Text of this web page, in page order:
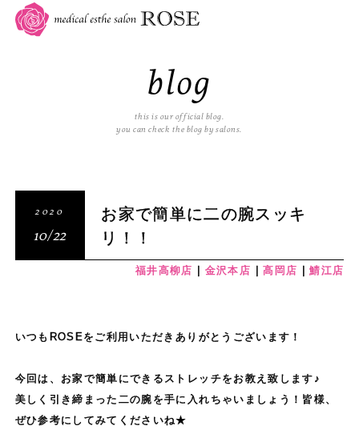
blog
this is our official blog.
you can check the blog by salons.
2020
10/22
お家で簡単に二の腕スッキ
リ！！
福井高柳店 金沢本店 高岡店 鯖江店
いつもROSEをご利用いただきありがとうございます！
今回は、お家で簡単にできるストレッチをお教え致します♪
美しく引き締まった二の腕を手に入れちゃいましょう！皆様、
ぜひ参考にしてみてくださいね★